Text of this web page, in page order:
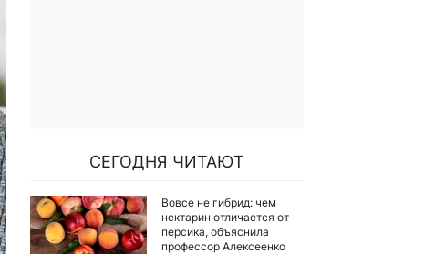
СЕГОДНЯ ЧИТАЮТ
Вовсе не гибрид: чем
нектарин отличается от
персика, объяснила
профессор Алексеенко